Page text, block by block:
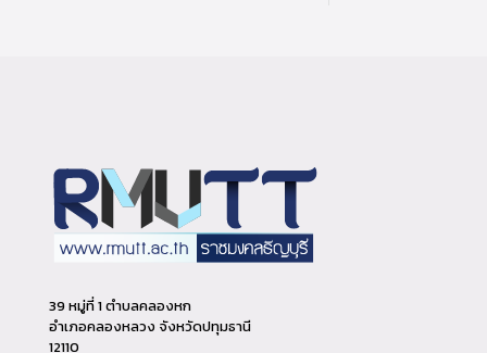
39 หมู่ที่ 1 ตำบลคลองหก
อำเภอคลองหลวง จังหวัดปทุมธานี
12110